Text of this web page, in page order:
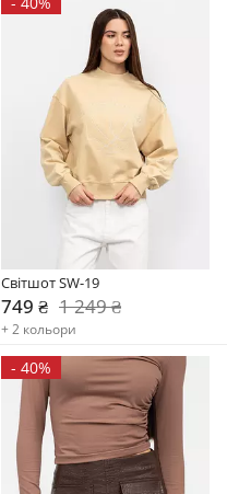
Світшот SW-19
749 ₴ 1 249 ₴
+ 2 кольори
- 40%